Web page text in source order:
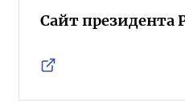
Сайт президента